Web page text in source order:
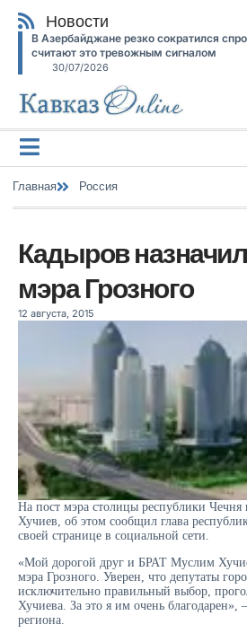
Новости
В Азербайджане резко сократился
считают это тревожным сигналом
30/07/2026
Главная Россия
Кадыров
мэра Грозного
12 августа, 2015
На пост мэра столицы республики
Хучиев, об этом сообщил глава
своей странице в социальной сети.
«Мой дорогой друг и БРАТ Муслим
мэра Грозного. Уверен, что депутаты
исключительно правильный выбор,
Хучиева. За это я им очень благодарен»,
региона.